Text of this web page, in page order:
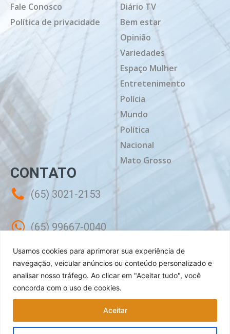
Usamos cookies para aprimorar sua experiência de
navegação, veicular anúncios ou conteúdo personalizado e
analisar nosso tráfego. Ao clicar em "Aceitar tudo", você
concorda com o uso de cookies.
Aceitar
Fale Conosco
Política de privacidade
Diário TV
Bem estar
Opinião
Variedades
Espaço Mulher
Entretenimento
Polícia
Mundo
Política
Nacional
Mato Grosso
CONTATO
(65) 3021-2153
(65) 99667-0040
contato@mtdiario.com.br
Rua Célebes, 50 - Sala 02 - Jardim
Shangri-lá Cuiabá - MT, CEP: 78070-240